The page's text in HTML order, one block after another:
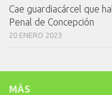
Cae guardiacárcel que
Penal de Concepción
20 ENERO 2023
MÁS